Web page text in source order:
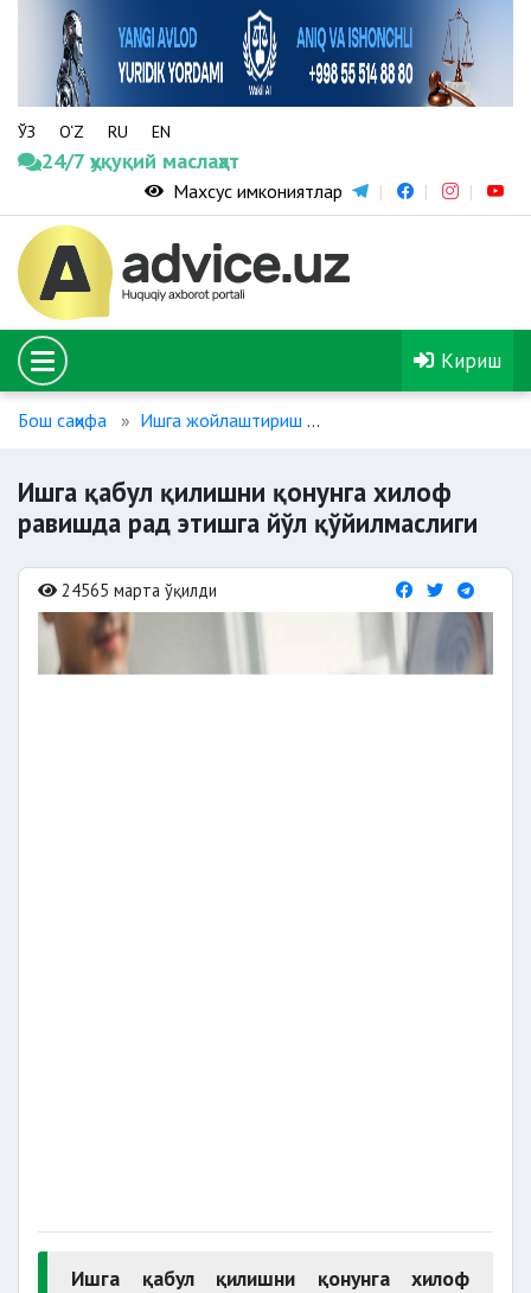
ЎЗ O‘Z RU EN
24/7 ҳуқуқий маслаҳат
Махсус имкониятлар
Кириш
Бош саҳифа Ишга жойлаштириш
Ишга қабул қилишни қонунга хилоф
равишда рад этишга йўл қўйилмаслиги
24565 марта ўқилди
Ишга қабул қилишни қонунга хилоф